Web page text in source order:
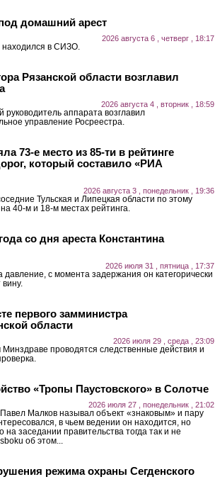
домашний арест
2026 августа 6 , четверг , 18:17
находился в СИЗО.
Рязанской области возглавил
2026 августа 4 , вторник , 18:59
аппарата возглавил
управление Росреестра.
73-е место из 85-ти в рейтинге
который составило «РИА
2026 августа 3 , понедельник , 19:36
Тульская и Липецкая области по этому
40-м и 18-м местах рейтинга.
со дня ареста Константина
2026 июля 31 , пятница , 17:37
давление, с момента задержания он категорически
первого замминистра
области
2026 июля 29 , среда , 23:09
Минздраве проводятся следственные действия и
«Тропы Паустовского» в Солотче
2026 июля 27 , понедельник , 21:02
Малков называл объект «знаковым» и пару
в чьем ведении он находится, но
на заседании правительства тогда так и не
об этом...
режима охраны Сегденского